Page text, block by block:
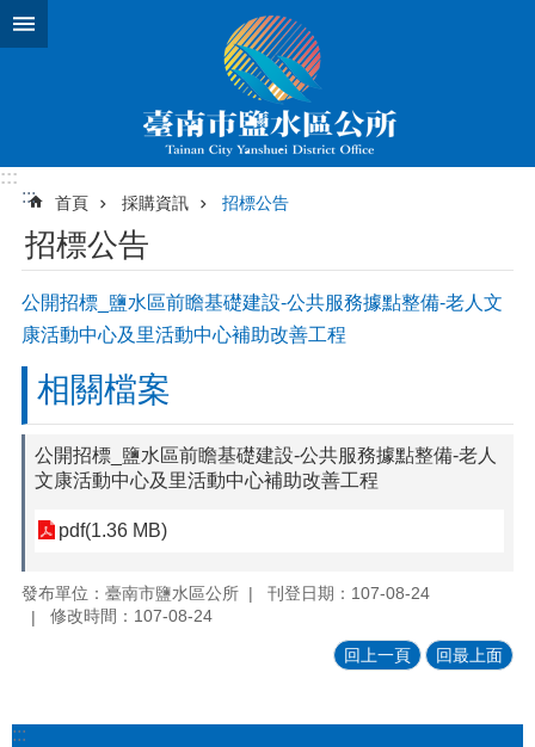
跳到主要內容區塊
:::
:::
首頁 採購資訊 招標公告
招標公告
公開招標_鹽水區前瞻基礎建設-公共服務據點整備-老人文
康活動中心及里活動中心補助改善工程
相關檔案
公開招標_鹽水區前瞻基礎建設-公共服務據點整備-老人
文康活動中心及里活動中心補助改善工程
pdf(1.36 MB)
發布單位：臺南市鹽水區公所
刊登日期：107-08-24
修改時間：107-08-24
回上一頁 回最上面
:::